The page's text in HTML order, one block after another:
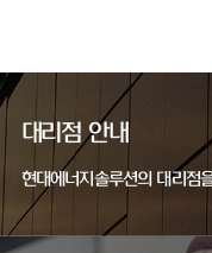
대리점 안내
현대에너지솔루션의 대리점